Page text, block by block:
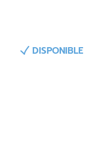
DISPONIBLE